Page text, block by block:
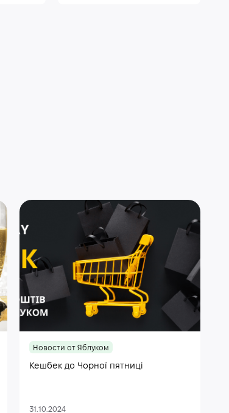
Новости от Яблуком
Кешбек до Чорної пятниці
31.10.2024